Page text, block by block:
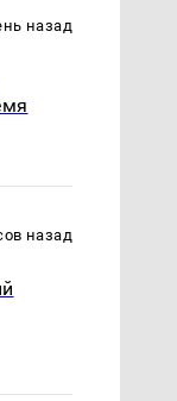
назад
назад